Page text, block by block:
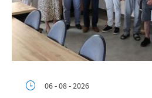
06 - 08 - 2026